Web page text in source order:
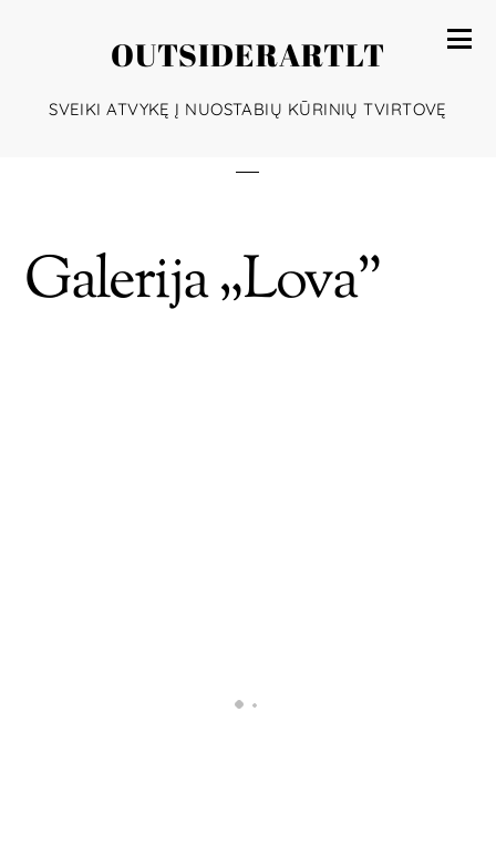
OUTSIDERARTLT
SVEIKI ATVYKĘ Į NUOSTABIŲ KŪRINIŲ TVIRTOVĘ
Galerija „Lova”